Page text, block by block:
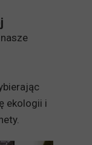
ekologii i